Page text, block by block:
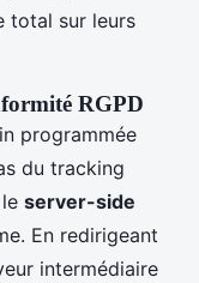
total sur leurs
RGPD
programmée
du tracking
server-side
En redirigeant
intermédiaire